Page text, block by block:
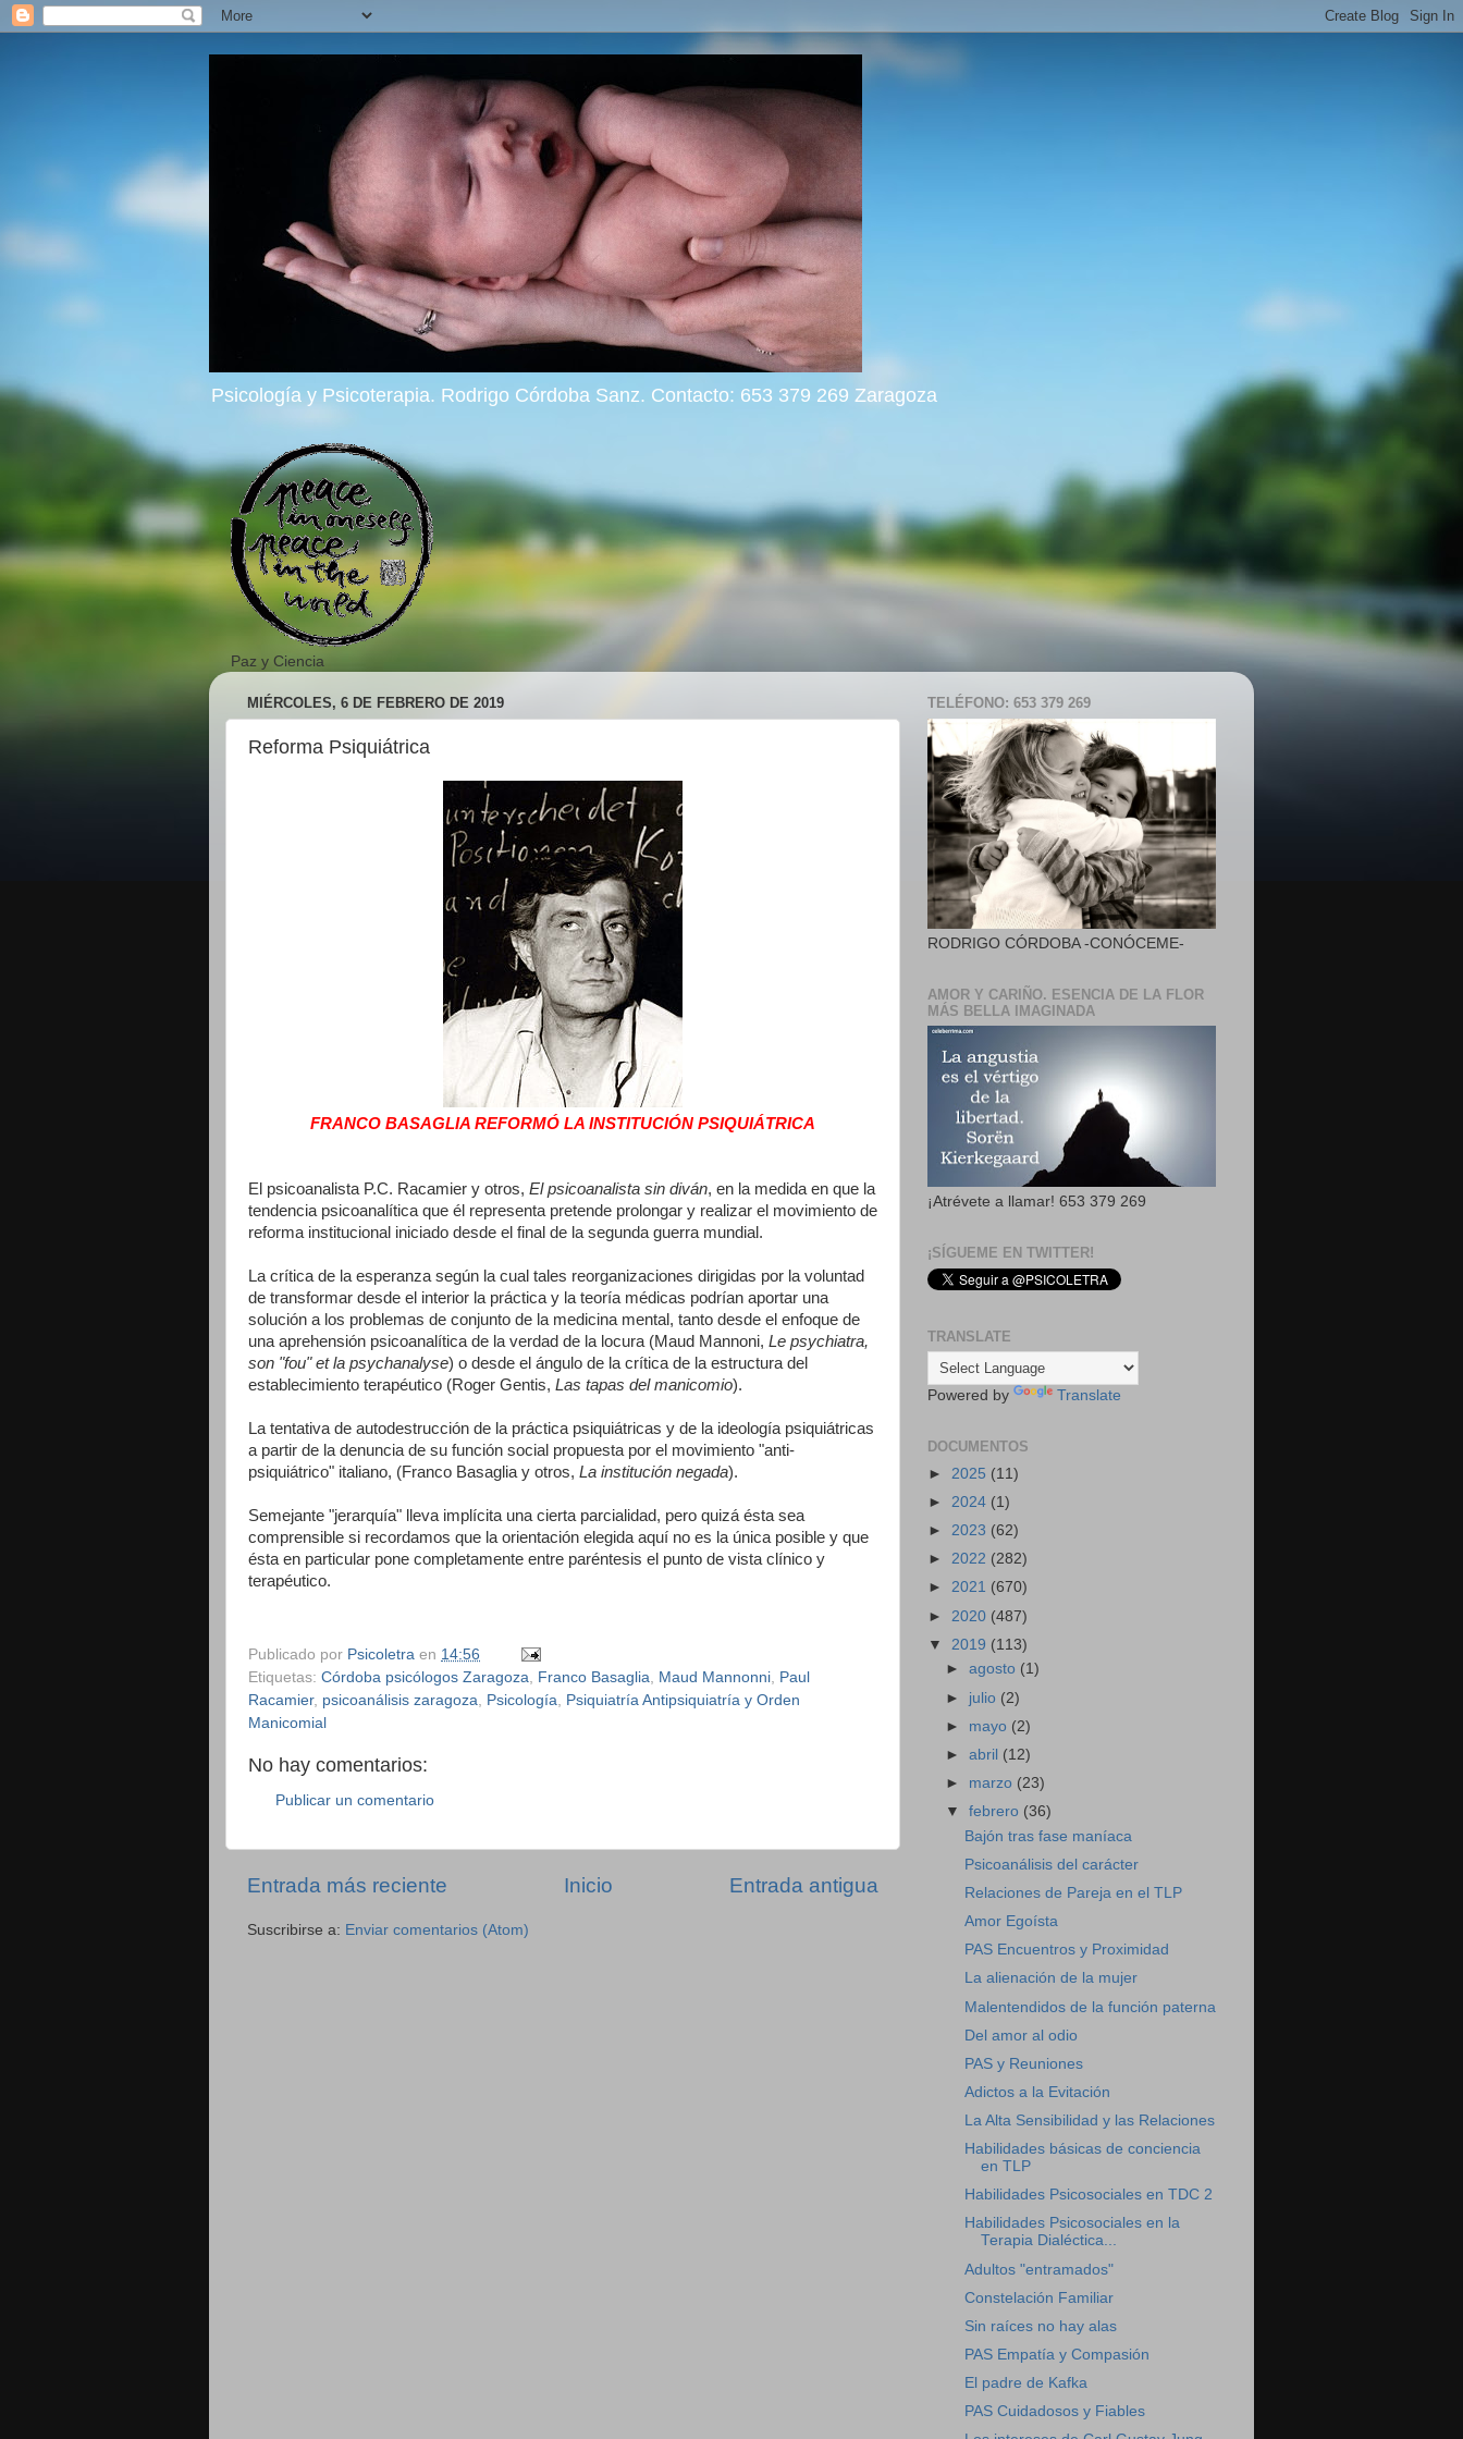
Psicología y Psicoterapia. Rodrigo Córdoba Sanz. Contacto: 653 379 269 Zaragoza
Paz y Ciencia
MIÉRCOLES, 6 DE FEBRERO DE 2019
Reforma Psiquiátrica
FRANCO BASAGLIA REFORMÓ LA INSTITUCIÓN PSIQUIÁTRICA
El psicoanalista P.C. Racamier y otros, El psicoanalista sin diván, en la medida en que la
tendencia psicoanalítica que él representa pretende prolongar y realizar el movimiento de
reforma institucional iniciado desde el final de la segunda guerra mundial.
La crítica de la esperanza según la cual tales reorganizaciones dirigidas por la voluntad
de transformar desde el interior la práctica y la teoría médicas podrían aportar una
solución a los problemas de conjunto de la medicina mental, tanto desde el enfoque de
una aprehensión psicoanalítica de la verdad de la locura (Maud Mannoni, Le psychiatra,
son "fou" et la psychanalyse) o desde el ángulo de la crítica de la estructura del
establecimiento terapéutico (Roger Gentis, Las tapas del manicomio).
La tentativa de autodestrucción de la práctica psiquiátricas y de la ideología psiquiátricas
a partir de la denuncia de su función social propuesta por el movimiento "anti-
psiquiátrico" italiano, (Franco Basaglia y otros, La institución negada).
Semejante "jerarquía" lleva implícita una cierta parcialidad, pero quizá ésta sea
comprensible si recordamos que la orientación elegida aquí no es la única posible y que
ésta en particular pone completamente entre paréntesis el punto de vista clínico y
terapéutico.
Publicado por Psicoletra en 14:56
Etiquetas: Córdoba psicólogos Zaragoza Franco Basaglia Maud Mannonni Paul
Racamier, psicoanálisis zaragoza Psicología
Psiquiatría Antipsiquiatría y Orden
Manicomial
No hay comentarios:
Publicar un comentario
Entrada más reciente Entrada antigua
Inicio
Suscribirse a: Enviar comentarios (Atom)
TELÉFONO: 653 379 269
RODRIGO CÓRDOBA -CONÓCEME-
AMOR Y CARIÑO. ESENCIA DE LA FLOR
MÁS BELLA IMAGINADA
¡Atrévete a llamar! 653 379 269
¡SÍGUEME EN TWITTER!
TRANSLATE
Powered by Translate
DOCUMENTOS
► 2025 (11)
► 2024 (1)
► 2023 (62)
► 2022 (282)
► 2021 (670)
► 2020 (487)
▼ 2019 (113)
►agosto (1)
► julio (2)
► mayo (2)
►abril (12)
► marzo (23)
▼febrero (36)
Bajón tras fase maníaca
Psicoanálisis del carácter
Relaciones de Pareja en el TLP
Amor Egoísta
PAS Encuentros y Proximidad
La alienación de la mujer
Malentendidos de la función paterna
Del amor al odio
PAS y Reuniones
Adictos a la Evitación
La Alta Sensibilidad y las Relaciones
Habilidades básicas de conciencia
en TLP
Habilidades Psicosociales en TDC 2
Habilidades Psicosociales en la
Terapia Dialéctica...
Adultos "entramados"
Constelación Familiar
Sin raíces no hay alas
PAS Empatía y Compasión
El padre de Kafka
PAS Cuidadosos y Fiables